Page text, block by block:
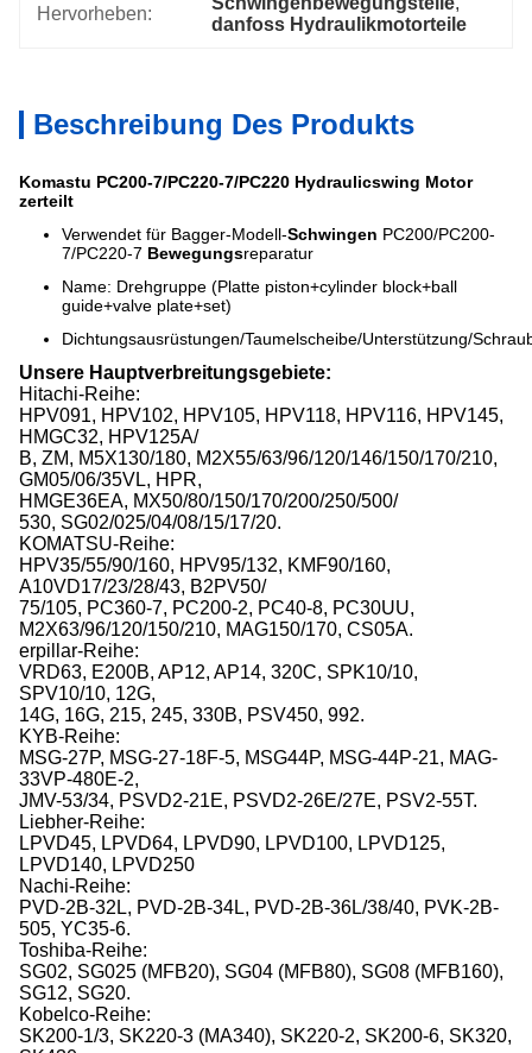
Hervorheben:
danfoss Hydraulikmotorteile
Beschreibung Des Produkts
Komastu PC200-7/PC220-7/PC220 Hydraulicswing Motor
zerteilt
Verwendet für Bagger-Modell-Schwingen PC200/PC200-
7/PC220-7 Bewegungsreparatur
Name: Drehgruppe (Platte piston+cylinder block+ball
guide+valve plate+set)
Dichtungsausrüstungen/Taumelscheibe/Unterstützung/
Unsere Hauptverbreitungsgebiete:
Hitachi-Reihe:
HPV091, HPV102, HPV105, HPV118, HPV116, HPV145,
HMGC32, HPV125A/
B, ZM, M5X130/180, M2X55/63/96/120/146/150/170/210,
GM05/06/35VL, HPR,
HMGE36EA, MX50/80/150/170/200/250/500/
530, SG02/025/04/08/15/17/20.
KOMATSU-Reihe:
HPV35/55/90/160, HPV95/132, KMF90/160,
A10VD17/23/28/43, B2PV50/
75/105, PC360-7, PC200-2, PC40-8, PC30UU,
M2X63/96/120/150/210, MAG150/170, CS05A.
erpillar-Reihe:
VRD63, E200B, AP12, AP14, 320C, SPK10/10,
SPV10/10, 12G,
14G, 16G, 215, 245, 330B, PSV450, 992.
KYB-Reihe:
MSG-27P, MSG-27-18F-5, MSG44P, MSG-44P-21, MAG-
33VP-480E-2,
JMV-53/34, PSVD2-21E, PSVD2-26E/27E, PSV2-55T.
Liebher-Reihe:
LPVD45, LPVD64, LPVD90, LPVD100, LPVD125,
LPVD140, LPVD250
Nachi-Reihe:
PVD-2B-32L, PVD-2B-34L, PVD-2B-36L/38/40, PVK-2B-
505, YC35-6.
Toshiba-Reihe:
SG02, SG025 (MFB20), SG04 (MFB80), SG08 (MFB160),
SG12, SG20.
Kobelco-Reihe:
SK200-1/3, SK220-3 (MA340), SK220-2, SK200-6, SK320,